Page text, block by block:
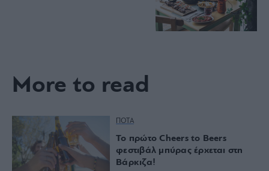
More to read
ΠΟΤΑ
Το πρώτο Cheers to Beers
φεστιβάλ μπύρας έρχεται στη
Βάρκιζα!